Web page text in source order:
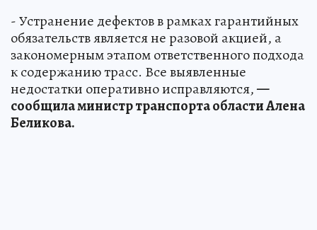
- Устранение дефектов в рамках гарантийных
обязательств является не разовой акцией, а
закономерным этапом ответственного подхода
к содержанию трасс. Все выявленные
недостатки оперативно исправляются,—
сообщила министр транспорта области Алена
Беликова.